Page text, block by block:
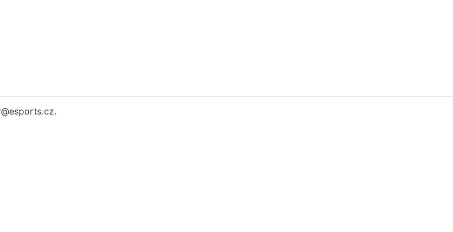
@esports.cz.